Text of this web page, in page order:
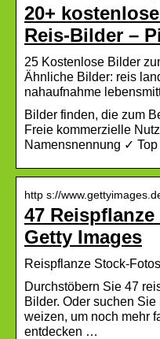
20+
Reis-Bilder –
25 Kostenlose Bilder
Ähnliche Bilder: reis
nahaufnahme
Bilder finden, die zum
Freie kommerzielle
Namensnennung ✓
http s://
47
Getty Images
Reispflanze Stock-
Durchstöbern Sie 47
Bilder. Oder suchen
weizen, um noch mehr
entdecken …